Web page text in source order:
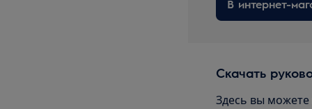
В интернет-
Скачать
Здесь вы